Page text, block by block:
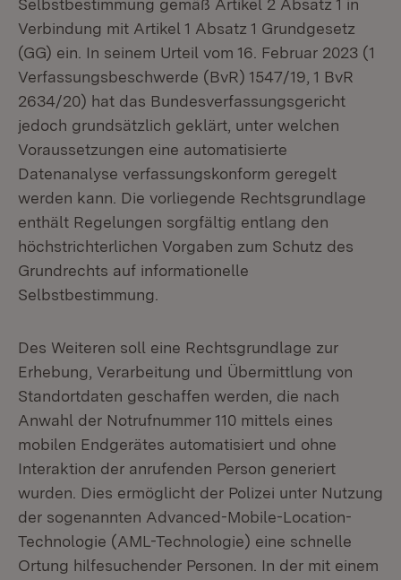
Selbstbestimmung gemäß Artikel 2 Absatz 1 in
Verbindung mit Artikel 1 Absatz 1 Grundgesetz
(GG) ein. In seinem Urteil vom 16. Februar 2023 (1
Verfassungsbeschwerde (BvR) 1547/19, 1 BvR
2634/20) hat das Bundesverfassungsgericht
jedoch grundsätzlich geklärt, unter welchen
Voraussetzungen eine automatisierte
Datenanalyse verfassungskonform geregelt
werden kann. Die vorliegende Rechtsgrundlage
enthält Regelungen sorgfältig entlang den
höchstrichterlichen Vorgaben zum Schutz des
Grundrechts auf informationelle
Selbstbestimmung.
Des Weiteren soll eine Rechtsgrundlage zur
Erhebung, Verarbeitung und Übermittlung von
Standortdaten geschaffen werden, die nach
Anwahl der Notrufnummer 110 mittels eines
mobilen Endgerätes automatisiert und ohne
Interaktion der anrufenden Person generiert
wurden. Dies ermöglicht der Polizei unter Nutzung
der sogenannten Advanced-Mobile-Location-
Technologie (AML-Technologie) eine schnelle
Ortung hilfesuchender Personen. In der mit einem